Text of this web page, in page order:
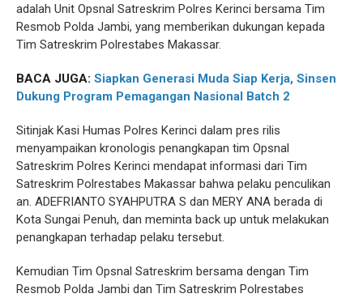
adalah Unit Opsnal Satreskrim Polres Kerinci bersama Tim
Resmob Polda Jambi, yang memberikan dukungan kepada
Tim Satreskrim Polrestabes Makassar.
BACA JUGA: Siapkan Generasi Muda Siap Kerja, Sinsen
Dukung Program Pemagangan Nasional Batch 2
Sitinjak Kasi Humas Polres Kerinci dalam pres rilis
menyampaikan kronologis penangkapan tim Opsnal
Satreskrim Polres Kerinci mendapat informasi dari Tim
Satreskrim Polrestabes Makassar bahwa pelaku penculikan
an. ADEFRIANTO SYAHPUTRA S dan MERY ANA berada di
Kota Sungai Penuh, dan meminta back up untuk melakukan
penangkapan terhadap pelaku tersebut.
Kemudian Tim Opsnal Satreskrim bersama dengan Tim
Resmob Polda Jambi dan Tim Satreskrim Polrestabes